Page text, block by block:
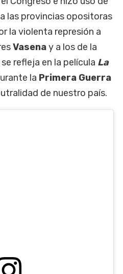
las provincias opositoras
la violenta represión a
Vasenay a los de la
refleja en la película La
la Primera Guerra
de nuestro país.